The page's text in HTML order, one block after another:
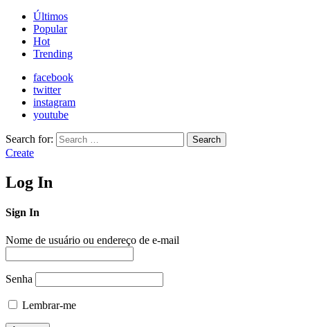
Últimos
Popular
Hot
Trending
facebook
twitter
instagram
youtube
Search for: Search
Create
Log In
Sign In
Nome de usuário ou endereço de e-mail
Senha
Lembrar-me